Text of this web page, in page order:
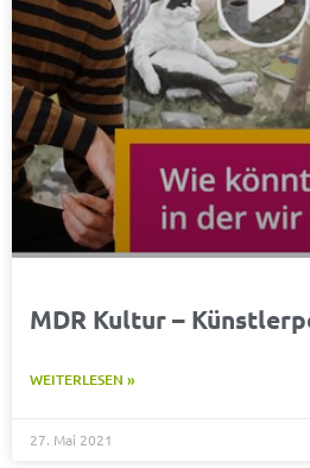
MDR Kultur –
WEITERLESEN »
27. Mai 2021